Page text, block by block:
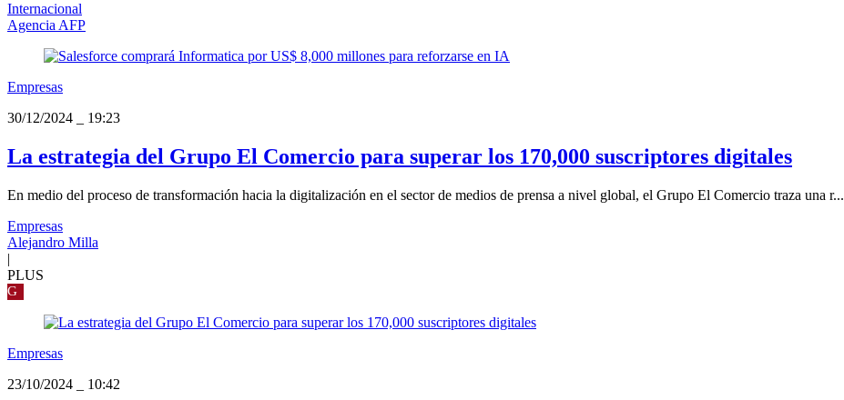
Internacional
Agencia AFP
Empresas
30/12/2024
19:23
La estrategia del Grupo El Comercio para superar los 170,000 suscriptores digitales
En medio del proceso de transformación hacia la digitalización en el sector de medios de prensa a nivel global, el Grupo El Comercio traza una r...
Empresas
Alejandro Milla
|
PLUS
G
Empresas
23/10/2024
10:42